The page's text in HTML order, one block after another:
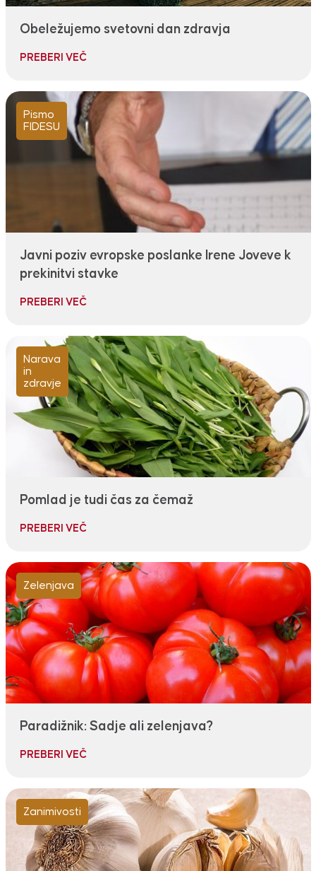
Obeležujemo svetovni dan zdravja
PREBERI VEČ
Pismo
FIDESU
Javni poziv evropske poslanke Irene Joveve k
prekinitvi stavke
PREBERI VEČ
Narava
in
zdravje
Pomlad je tudi čas za čemaž
PREBERI VEČ
Zelenjava
Paradižnik: Sadje ali zelenjava?
PREBERI VEČ
Zanimivosti